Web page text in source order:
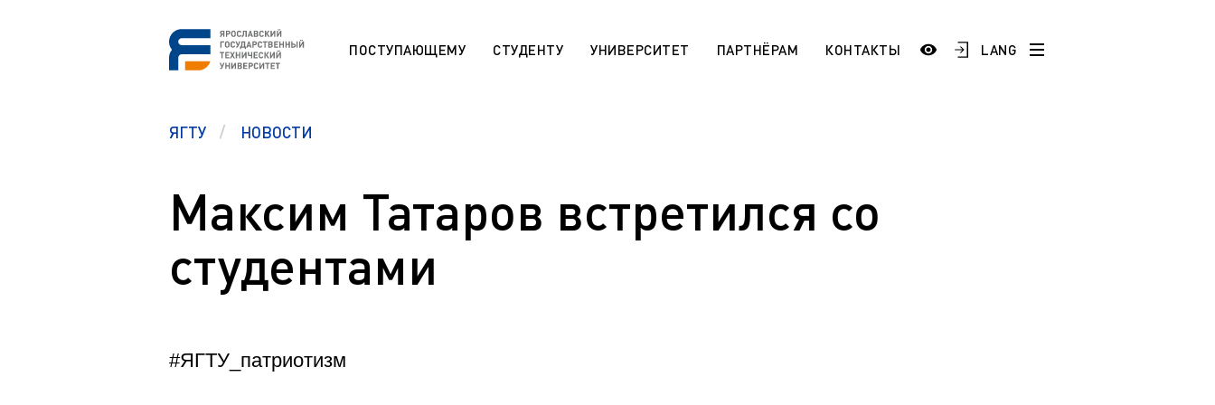
Памятка первокурсникам
Section préparatoire pour les étudiants
étrangers (Fr)
Studium für die ausländischen Bürger (De)
Vorbereitungsabteilung für die
ausländischen Bürger (De)
Education for international students (En)
День открытых дверей (карта)
Архив
ПОСТУПАЮЩЕМУ СТУДЕНТУ УНИВЕРСИТЕТ ПАРТНЁРАМ КОНТАКТЫ LANG
ЯГТУ НОВОСТИ
Максим Татаров встретился со
студентами
#ЯГТУ_патриотизм